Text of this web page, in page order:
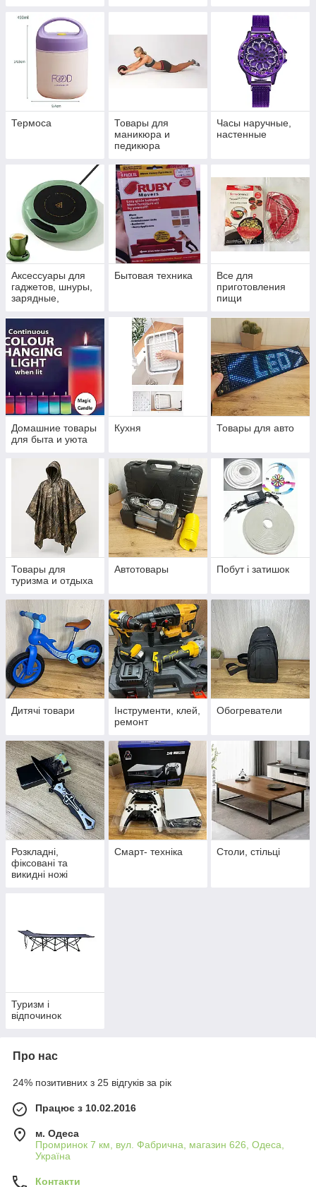
Термоса
Товары для
маникюра и
педикюра
Часы наручные,
настенные
Аксессуары для
гаджетов, шнуры,
зарядные,
подставки
Бытовая техника
Все для
приготовления
пищи
Домашние товары
для быта и уюта
Кухня Товары для авто
Товары для
туризма и отдыха
Автотовары Побут і затишок
Дитячі товари
Інструменти, клей,
ремонт
Обогреватели
Розкладні,
фіксовані та
викидні ножі
Смарт- техніка Столи, стільці
Туризм і
відпочинок
Про нас
24% позитивних з 25 відгуків за рік
Працює з 10.02.2016
м. Одеса
Промринок 7 км, вул. Фабрична, магазин 626, Одеса,
Україна
Контакти